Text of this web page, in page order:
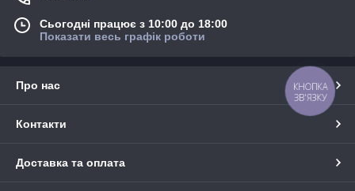
Сьогодні працює з 10:00 до 18:00
Показати весь графік роботи
Про нас
Контакти
Доставка та оплата
КНОПКА
ЗВ'ЯЗКУ